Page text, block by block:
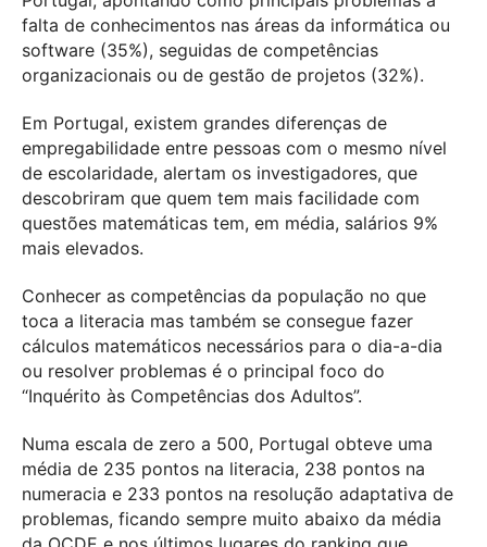
falta de conhecimentos nas áreas da informática ou
software (35%), seguidas de competências
organizacionais ou de gestão de projetos (32%).
Em Portugal, existem grandes diferenças de
empregabilidade entre pessoas com o mesmo nível
de escolaridade, alertam os investigadores, que
descobriram que quem tem mais facilidade com
questões matemáticas tem, em média, salários 9%
mais elevados.
Conhecer as competências da população no que
toca a literacia mas também se consegue fazer
cálculos matemáticos necessários para o dia-a-dia
ou resolver problemas é o principal foco do
“Inquérito às Competências dos Adultos”.
Numa escala de zero a 500, Portugal obteve uma
média de 235 pontos na literacia, 238 pontos na
numeracia e 233 pontos na resolução adaptativa de
problemas, ficando sempre muito abaixo da média